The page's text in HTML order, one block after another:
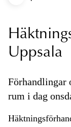
Uppsala
Förhandlingar
rum i dag